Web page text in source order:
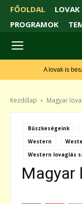
FŐOLDAL LOVAK
PROGRAMOK
A lovak is
Kezdőlap Magyar
Büszkeségeink
Western
Western lovaglás
Magyar